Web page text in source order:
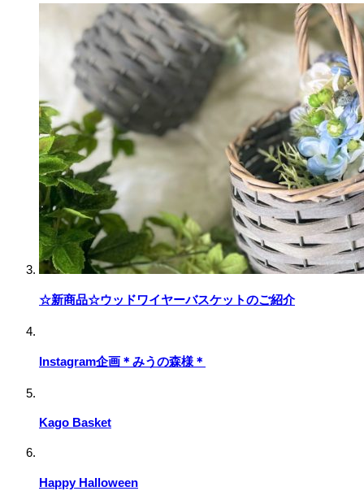
☆新商品☆ウッドワイヤーバスケットのご紹介
Instagram企画＊みうの森様＊
Kago Basket
Happy Halloween